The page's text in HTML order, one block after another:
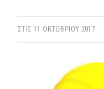
ΣΤΙΣ 11 ΟΚΤΩΒΡΊΟΥ 2017